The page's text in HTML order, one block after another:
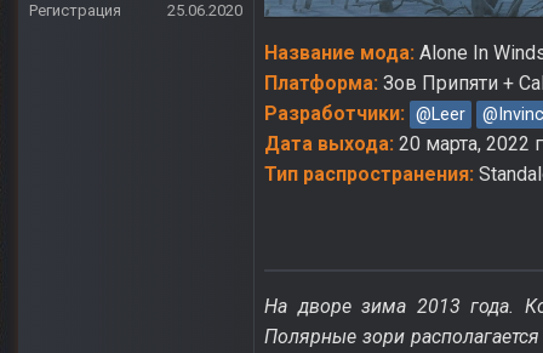
Регистрация
25.06.2020
Название мода: Alone In
Платформа: Зов Припяти +
Разработчики: @Leer
Дата выхода: 20 марта, 2022
Тип распространения:
На дворе зима 2013 года.
Полярные зори